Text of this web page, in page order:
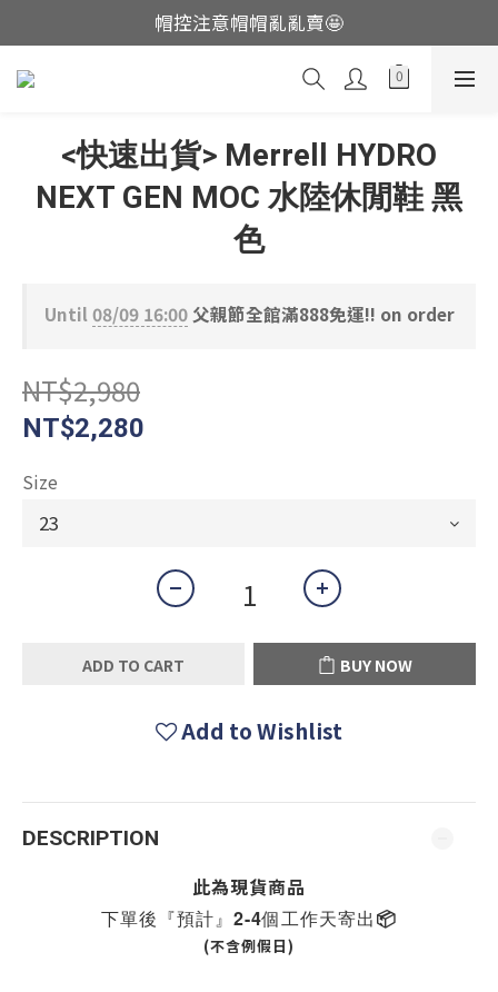
這裡現貨不用等👟
帽控注意帽帽亂亂賣🤩
這裡現貨不用等👟
<快速出貨> Merrell HYDRO
NEXT GEN MOC 水陸休閒鞋 黑
色
Until 08/09 16:00 父親節全館滿888免運!! on order
NT$2,980
NT$2,280
Size
ADD TO CART BUY NOW
Add to Wishlist
DESCRIPTION
此為現貨商品
下單後『預計』2-4個工作天寄出📦
(不含例假日)